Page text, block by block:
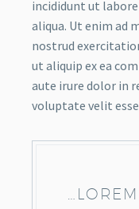
incididunt ut
aliqua. Ut enim ad
nostrud
ut aliquip ex ea
aute irure dolor in
voluptate velit